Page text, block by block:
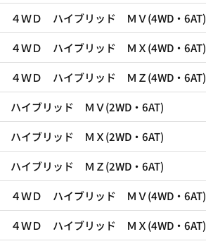
４ＷＤ ハイブリッド ＭＶ(4WD・6AT)
４ＷＤ ハイブリッド ＭＸ(4WD・6AT)
４ＷＤ ハイブリッド ＭＺ(4WD・6AT)
ハイブリッド ＭＶ(2WD・6AT)
ハイブリッド ＭＸ(2WD・6AT)
ハイブリッド ＭＺ(2WD・6AT)
４ＷＤ ハイブリッド ＭＶ(4WD・6AT)
４ＷＤ ハイブリッド ＭＸ(4WD・6AT)